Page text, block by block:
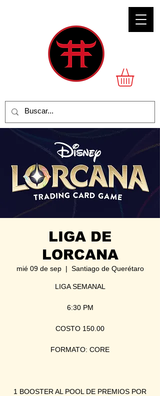
LIGA DE
LORCANA
mié 09 de sep
  |
Santiago de Querétaro
LIGA SEMANAL
6:30 PM
COSTO 150.00
FORMATO: CORE
1 BOOSTER AL POOL DE PREMIOS POR